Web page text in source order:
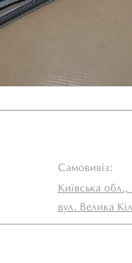
Самовивіз:
Київська
вул. Велика